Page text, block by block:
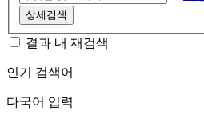
상세검색
결과 내 재검색
인기 검색어
다국어 입력